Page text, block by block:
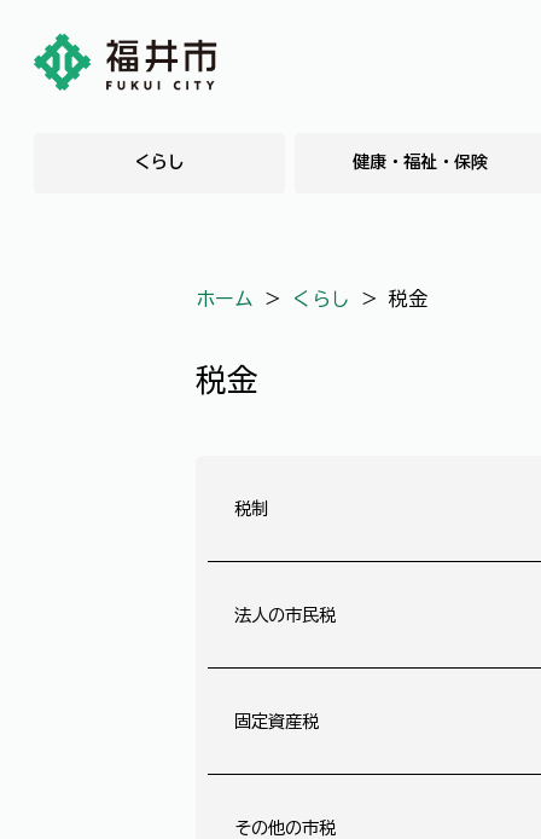
くらし 健康・福祉・保険
ホーム ＞ くらし ＞ 税金
税金
税制
法人の市民税
固定資産税
その他の市税